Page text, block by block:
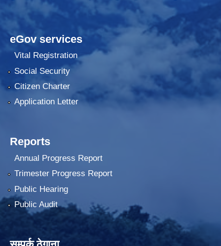
eGov services
Vital Registration
Social Security
Citizen Charter
Application Letter
Reports
Annual Progress Report
Trimester Progress Report
Public Hearing
Public Audit